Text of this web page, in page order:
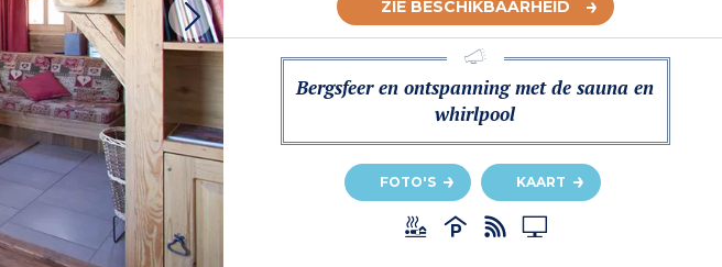
ZIE BESCHIKBAARHEID
Bergsfeer en ontspanning met de sauna en
whirlpool
FOTO'S KAART